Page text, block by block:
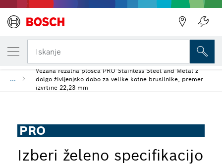
Iskanje
...
Vezana rezalna plošča PRO Stainless Steel and Metal z
dolgo življenjsko dobo za velike kotne brusilnike, premer
izvrtine 22,23 mm
PRO
Izberi želeno specifikacijo
TRENUTNO IZBRANA RAZLIČICA
Vezana rezalna plošča PRO Stainless